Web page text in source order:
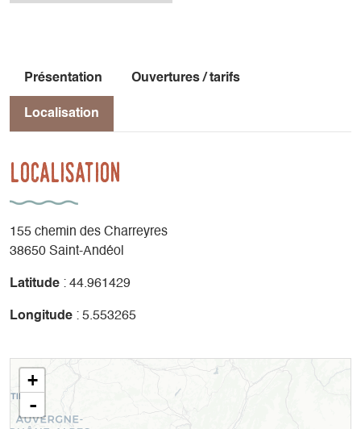
Présentation Ouvertures / tarifs
Localisation
Localisation
155 chemin des Charreyres
38650 Saint-Andéol
Latitude : 44.961429
Longitude : 5.553265
+
-